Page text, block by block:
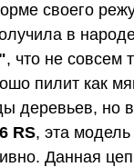
своего
в
, что не совсем
пилит как
деревьев, но
RS, эта
Данная